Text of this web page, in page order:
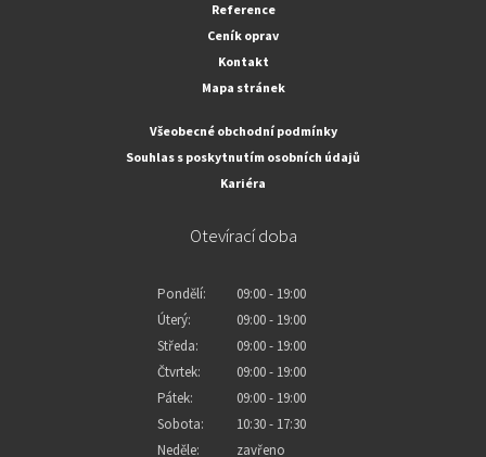
Reference
Ceník oprav
Kontakt
Mapa stránek
Všeobecné obchodní podmínky
Souhlas s poskytnutím osobních údajů
Kariéra
Otevírací doba
Pondělí:
09:00 - 19:00
Úterý:
09:00 - 19:00
Středa:
09:00 - 19:00
Čtvrtek:
09:00 - 19:00
Pátek:
09:00 - 19:00
Sobota:
10:30 - 17:30
Neděle:
zavřeno